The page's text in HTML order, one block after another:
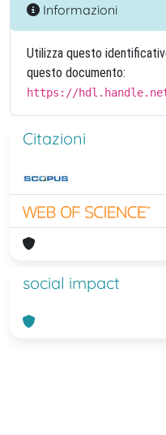
Informazioni
Utilizza questo
questo documento:
https://
Citazioni
social impact